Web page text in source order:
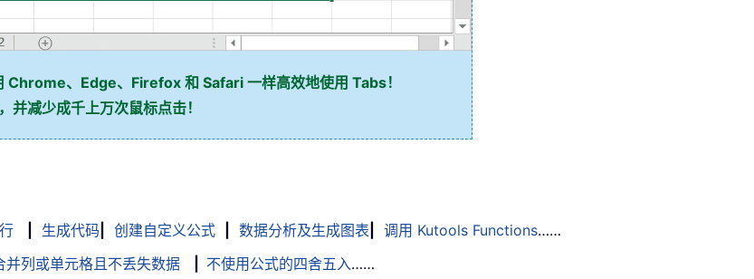
Chrome、Edge、Firefox 和 Safari 一样高效地使用 Tabs！
并减少成千上万次鼠标点击！
生成代码 创建自定义公式 数据分析及生成图表 调用 Kutools Functions……
并列或单元格且不丢失数据 不使用公式的四舍五入……